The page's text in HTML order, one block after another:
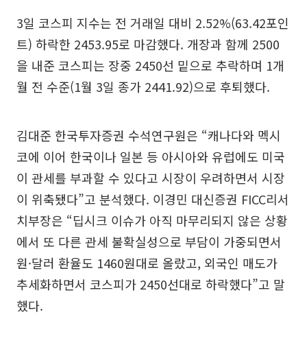
3일 코스피 지수는 전 거래일 대비 2.52%(63.42포인
트) 하락한 2453.95로 마감했다. 개장과 함께 2500
을 내준 코스피는 장중 2450선 밑으로 추락하며 1개
월 전 수준(1월 3일 종가 2441.92)으로 후퇴했다.
김대준 한국투자증권 수석연구원은 “캐나다와 멕시
코에 이어 한국이나 일본 등 아시아와 유럽에도 미국
이 관세를 부과할 수 있다고 시장이 우려하면서 시장
이 위축됐다”고 분석했다. 이경민 대신증권 FICC리서
치부장은 “딥시크 이슈가 아직 마무리되지 않은 상황
에서 또 다른 관세 불확실성으로 부담이 가중되면서
원·달러 환율도 1460원대로 올랐고, 외국인 매도가
추세화하면서 코스피가 2450선대로 하락했다”고 말
했다.